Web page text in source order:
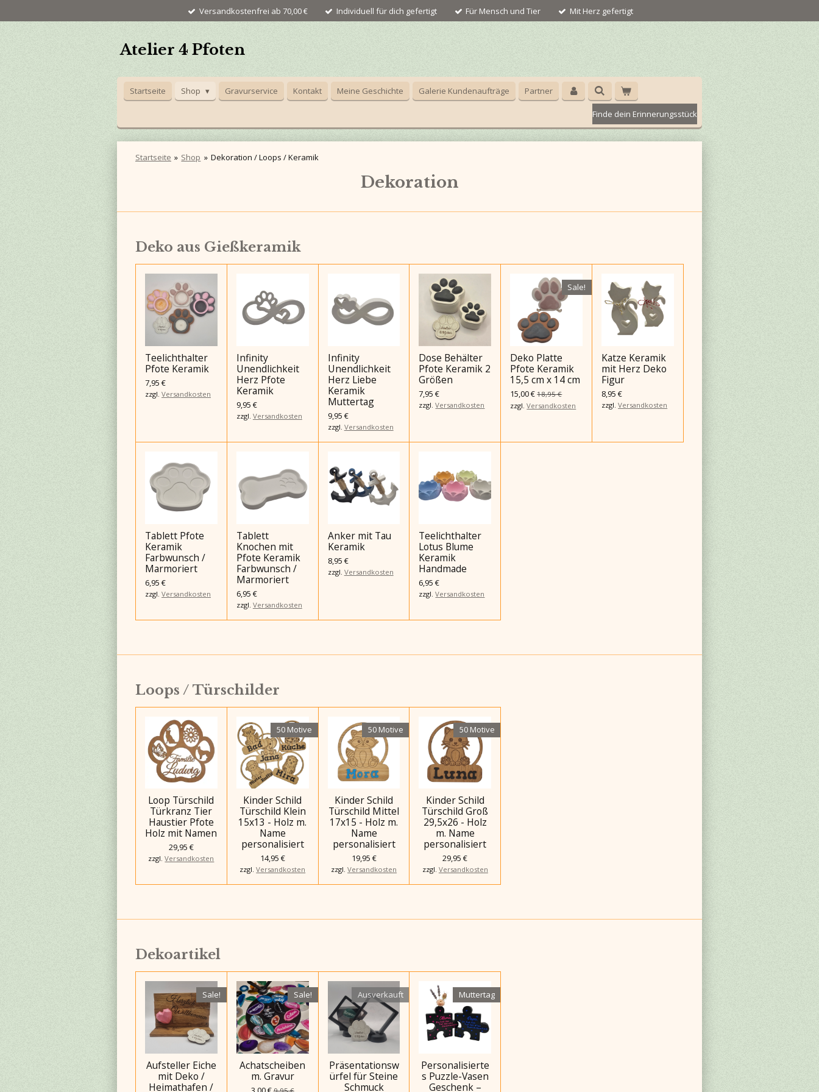
Versandkostenfrei ab 70,00 € Individuell für dich gefertigt Für Mensch und Tier Mit Herz gefertigt
Atelier 4 Pfoten
Startseite Shop Gravurservice Kontakt Meine Geschichte Galerie Kundenaufträge Partner
Finde dein Erinnerungsstück
Startseite » Shop » Dekoration / Loops / Keramik
Dekoration
Deko aus Gießkeramik
Teelichthalter
Pfote Keramik
7,95 €
zzgl. Versandkosten
Infinity
Unendlichkeit
Herz Pfote
Keramik
9,95 €
zzgl. Versandkosten
Infinity
Unendlichkeit
Herz Liebe
Keramik
Muttertag
9,95 €
zzgl. Versandkosten
Dose Behälter
Pfote Keramik 2
Größen
7,95 €
zzgl.Versandkosten
Sale!
Deko Platte
Pfote Keramik
15,5 cm x 14 cm
15,00 € 18,95 €
zzgl.Versandkosten
Katze Keramik
mit Herz Deko
Figur
8,95 €
zzgl.Versandkosten
Tablett Pfote
Keramik
Farbwunsch /
Marmoriert
6,95 €
zzgl. Versandkosten
Tablett
Knochen mit
Pfote Keramik
Farbwunsch /
Marmoriert
6,95 €
zzgl. Versandkosten
Anker mit Tau
Keramik
8,95 €
zzgl. Versandkosten
Teelichthalter
Lotus Blume
Keramik
Handmade
6,95 €
zzgl.Versandkosten
Loops / Türschilder
Loop Türschild
Türkranz Tier
Haustier Pfote
Holz mit Namen
29,95 €
zzgl.Versandkosten
50 Motive
Kinder Schild
Türschild Klein
15x13 - Holz m.
Name
personalisiert
14,95 €
zzgl.Versandkosten
50 Motive
Kinder Schild
Türschild Mittel
17x15 - Holz m.
Name
personalisiert
19,95 €
zzgl.Versandkosten
50 Motive
Kinder Schild
Türschild Groß
29,5x26 - Holz
m. Name
personalisiert
29,95 €
zzgl. Versandkosten
Dekoartikel
Sale!
Aufsteller Eiche
mit Deko /
Heimathafen /
Sale!
Achatscheiben
m. Gravur
Ausverkauft
Präsentationsw
ürfel für Steine
Schmuck
Muttertag
Personalisierte
s Puzzle-Vasen
Geschenk –